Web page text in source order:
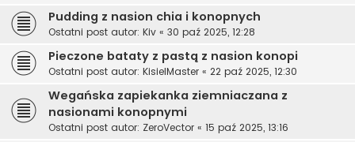
Pudding z nasion chia i konopnych
Ostatni post autor: Kiv « 30 paź 2025, 12:28
Pieczone bataty z pastą z nasion konopi
Ostatni post autor: KisielMaster « 22 paź 2025, 12:30
Wegańska zapiekanka ziemniaczana z
nasionami konopnymi
Ostatni post autor: ZeroVector « 15 paź 2025, 13:16